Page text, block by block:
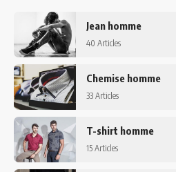
Jean homme
40 Articles
Chemise homme
33 Articles
T-shirt homme
15 Articles